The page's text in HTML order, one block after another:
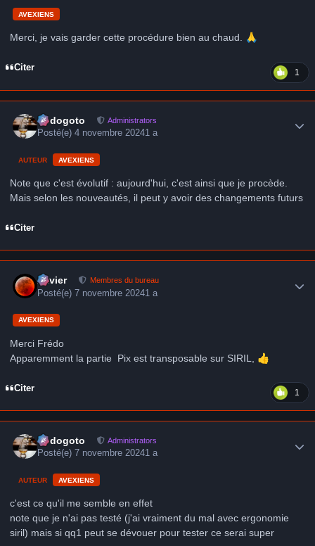
AVEXIENS
Merci, je vais garder cette procédure bien au chaud. 🙏
Citer 1
frédogoto Administrators
Posté(e)4 novembre 20241 a
AUTEUR AVEXIENS
Note que c'est évolutif : aujourd'hui, c'est ainsi que je procède.
Mais selon les nouveautés, il peut y avoir des changements futurs
Citer
Xavier Membres du bureau
Posté(e)7 novembre 20241 a
AVEXIENS
Merci Frédo
Apparemment la partie Pix est transposable sur SIRIL, 👍
Citer 1
frédogoto Administrators
Posté(e) 7 novembre 20241 a
AUTEUR AVEXIENS
c'est ce qu'il me semble en effet
note que je n'ai pas testé (j'ai vraiment du mal avec ergonomie
siril) mais si qq1 peut se dévouer pour tester ce serai super